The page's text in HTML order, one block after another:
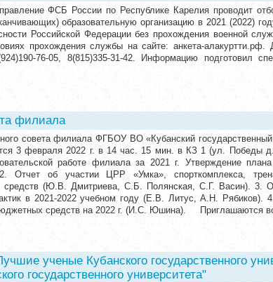
ФСБ России по Республике Карелия проводит
образовательную организацию в 2021 (2022)
Российской Федерации без прохождения военной
прохождения службы на сайте: анкета-алакуртти.рф.
76-05, 8(815)335-31-42. Информацию подготовил
филиала
совета филиала ФГБОУ ВО «Кубанский государственный
3 февраля 2022 г. в 14 час. 15 мин. в КЗ 1 (ул.
работе филиала за 2021 г. Утверждение
Отчет об участии ЦРР «Умка», спорткомплекса,
средств (Ю.В. Дмитриева, С.Б. Полянская, С.Г. Васин). 3. О
в 2021-2022 учебном году (Е.В. Литус, А.Н. Рябиков).
средств на 2022 г. (И.С. Юшина). Приглашаются
ученые Кубанского государственного
государственного университета"